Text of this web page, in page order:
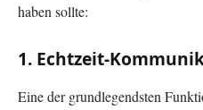
haben sollte:
1. Echtzeit-
Eine der grundlegendsten